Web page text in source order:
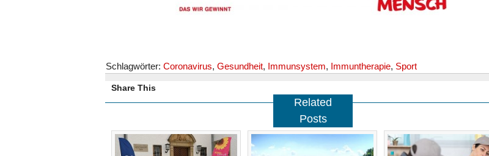
Schlagwörter: Coronavirus, Gesundheit, Immunsystem, Immuntherapie, Sport
Share This
Related
Posts